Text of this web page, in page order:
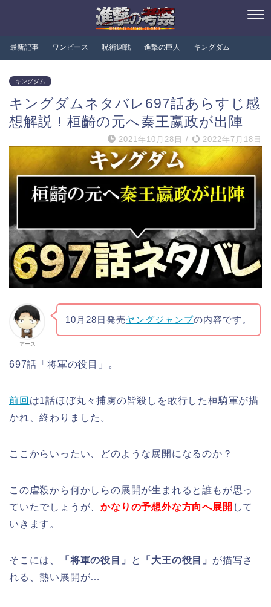
最新記事 ワンピース 呪術迴戦 進撃の巨人 キングダム
キングダム
キングダムネタバレ697話あらすじ感
想解説！桓齮の元へ秦王嬴政が出陣
2021年10月28日 / 2022年7月18日
アース
10月28日発売ヤングジャンプの内容です。
697話「将軍の役目」。
前回 は1話ほぼ丸々捕虜の皆殺しを敢行した桓騎軍が描
かれ、終わりました。
ここからいったい、どのような展開になるのか？
この虐殺から何かしらの展開が生まれると誰もが思っ
ていたでしょうが、かなりの予想外な方向へ展開 して
いきます。
そこには、 「将軍の役目」 と 「大王の役目」 が描写さ
れる、熱い展開が…